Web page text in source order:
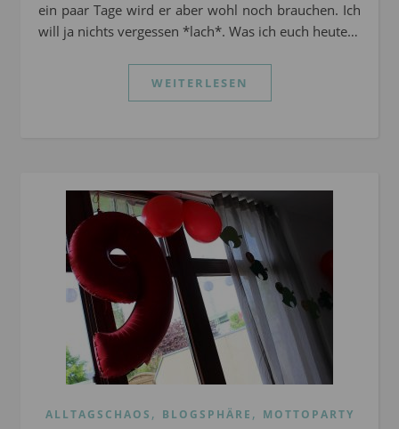
ein paar Tage wird er aber wohl noch brauchen. Ich
will ja nichts vergessen *lach*. Was ich euch heute…
WEITERLESEN
ALLTAGSCHAOS , BLOGSPHÄRE , MOTTOPARTY